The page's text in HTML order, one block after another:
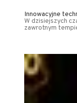
Innowacyjne
W dzisiejszych
zawrotnym